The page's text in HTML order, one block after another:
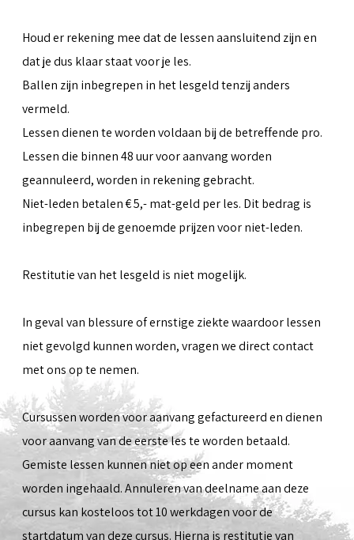
Houd er rekening mee dat de lessen aansluitend zijn en
dat je dus klaar staat voor je les.
Ballen zijn inbegrepen in het lesgeld tenzij anders
vermeld.
Lessen dienen te worden voldaan bij de betreffende pro.
Lessen die binnen 48 uur voor aanvang worden
geannuleerd, worden in rekening gebracht.
Niet-leden betalen € 5,- mat-geld per les. Dit bedrag is
inbegrepen bij de genoemde prijzen voor niet-leden.
Restitutie van het lesgeld is niet mogelijk.
In geval van blessure of ernstige ziekte waardoor lessen
niet gevolgd kunnen worden, vragen we direct contact
met ons op te nemen.
Cursussen worden voor aanvang gefactureerd en dienen
voor aanvang van de eerste les te worden betaald.
Gemiste lessen kunnen niet op een ander moment
worden ingehaald. Annuleren van deelname aan deze
cursus kan kosteloos tot 10 werkdagen voor de
startdatum van deze cursus. Hierna is restitutie van